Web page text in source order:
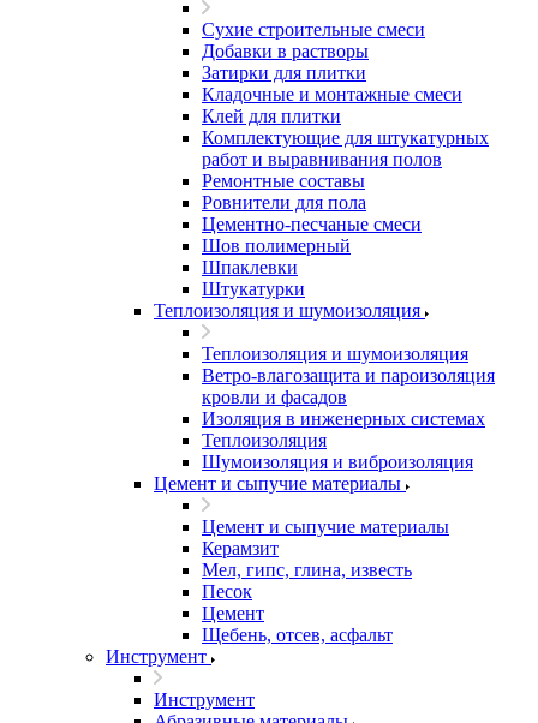
Сухие строительные смеси
Добавки в растворы
Затирки для плитки
Кладочные и монтажные смеси
Клей для плитки
Комплектующие для штукатурных
работ и выравнивания полов
Ремонтные составы
Ровнители для пола
Цементно-песчаные смеси
Шов полимерный
Шпаклевки
Штукатурки
Теплоизоляция и шумоизоляция
Теплоизоляция и шумоизоляция
Ветро-влагозащита и пароизоляция
кровли и фасадов
Изоляция в инженерных системах
Теплоизоляция
Шумоизоляция и виброизоляция
Цемент и сыпучие материалы
Цемент и сыпучие материалы
Керамзит
Мел, гипс, глина, известь
Песок
Цемент
Щебень, отсев, асфальт
Инструмент
Инструмент